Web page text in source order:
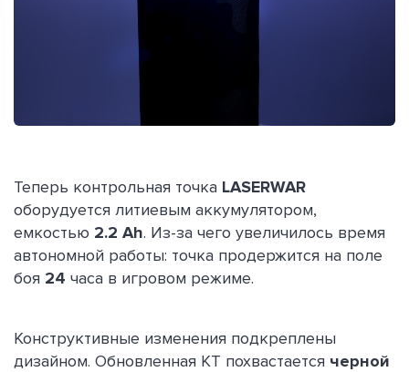
Теперь контрольная точка LASERWAR
оборудуется литиевым аккумулятором,
емкостью 2.2 Ah. Из-за чего увеличилось время
автономной работы: точка продержится на поле
боя 24 часа в игровом режиме.
Конструктивные изменения подкреплены
дизайном. Обновленная КТ похвастается черной